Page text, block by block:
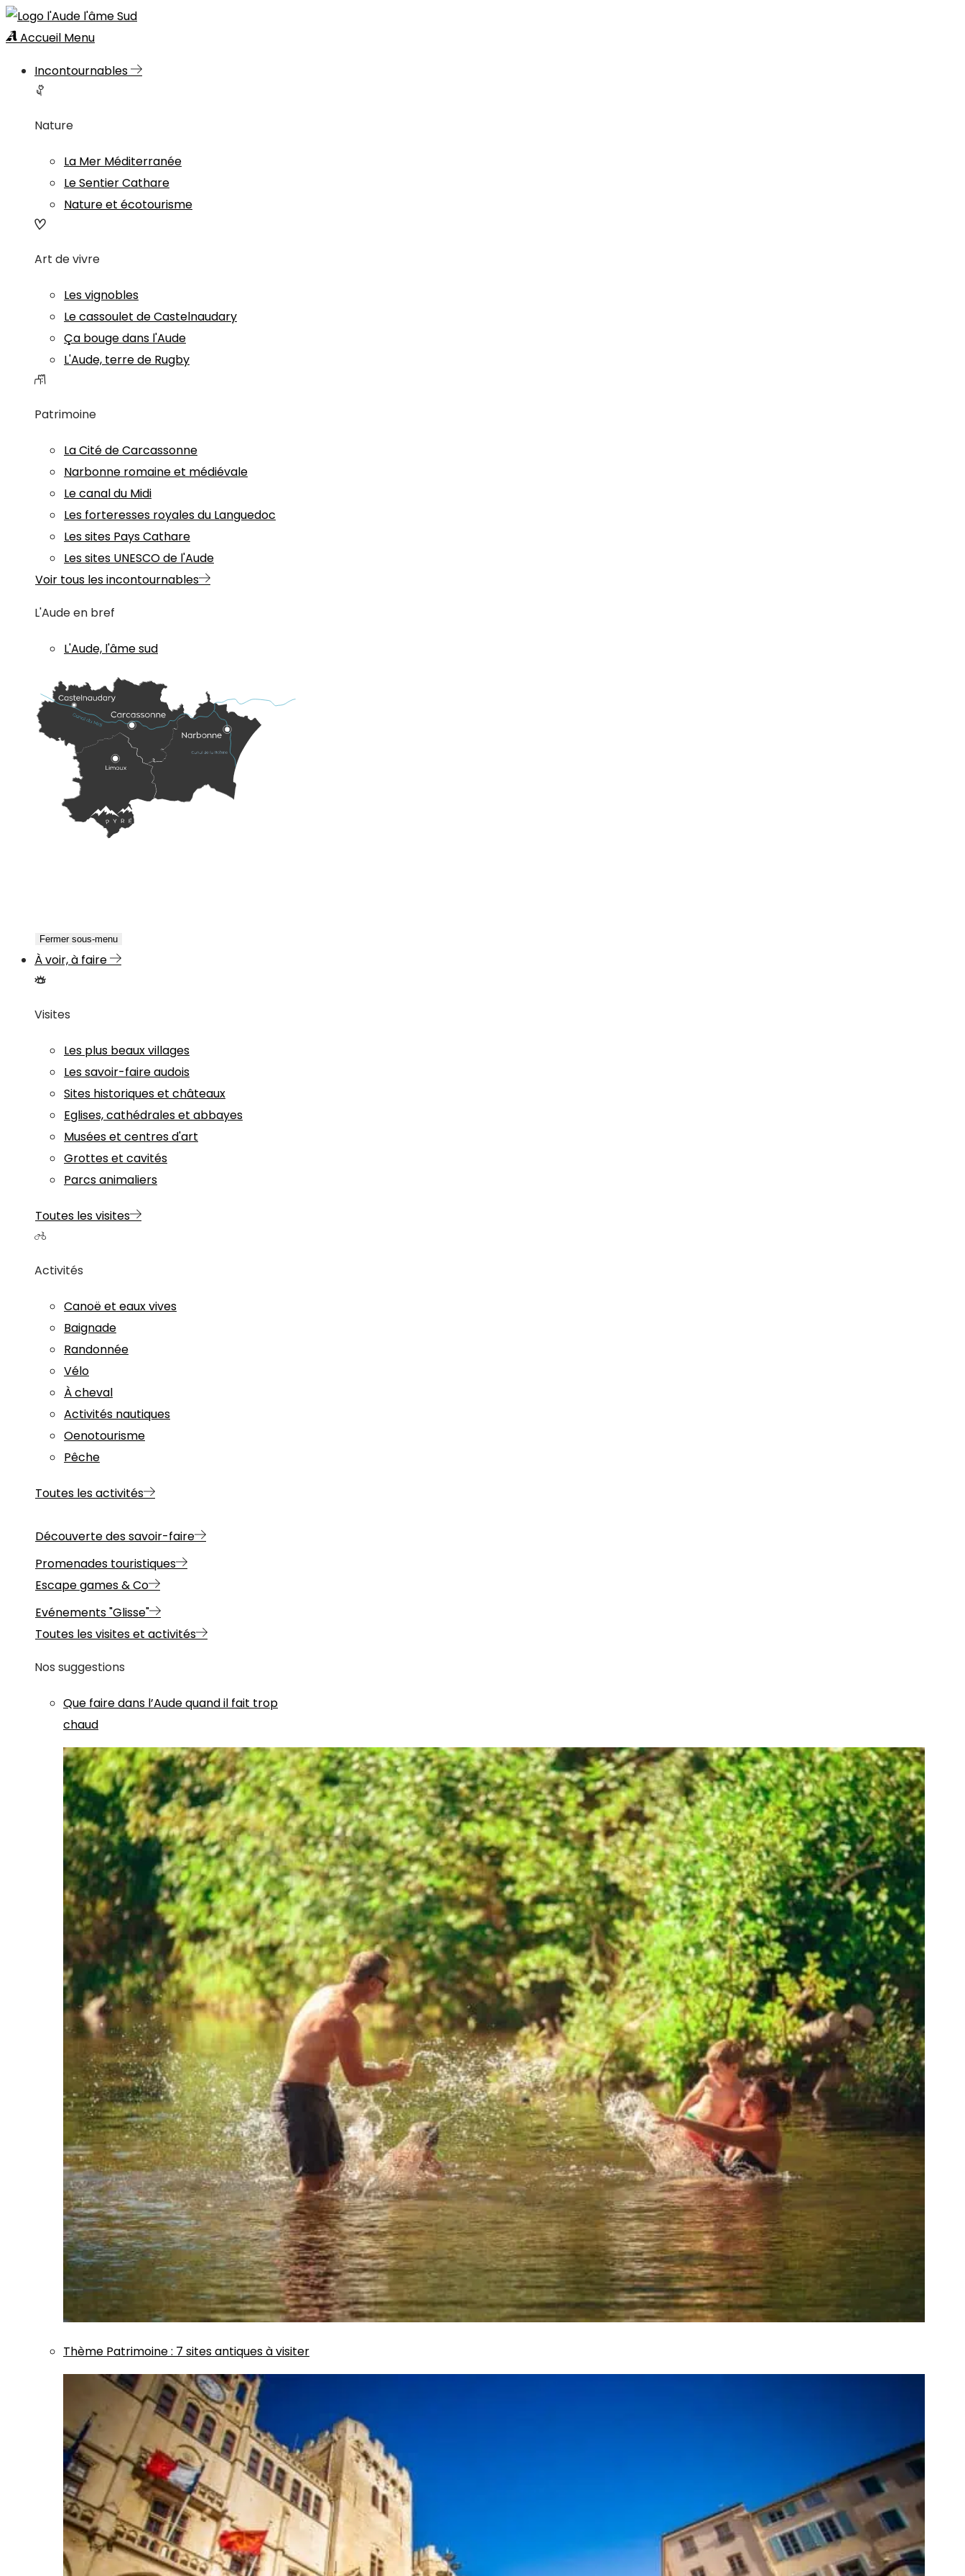
Accueil Menu
Incontournables
Nature
La Mer Méditerranée
Le Sentier Cathare
Nature et écotourisme
Art de vivre
Les vignobles
Le cassoulet de Castelnaudary
Ça bouge dans l'Aude
L'Aude, terre de Rugby
Patrimoine
La Cité de Carcassonne
Narbonne romaine et médiévale
Le canal du Midi
Les forteresses royales du Languedoc
Les sites Pays Cathare
Les sites UNESCO de l'Aude
Voir tous les incontournables
L'Aude en bref
L'Aude, l'âme sud
Fermer sous-menu
À voir, à faire
Visites
Les plus beaux villages
Les savoir-faire audois
Sites historiques et châteaux
Eglises, cathédrales et abbayes
Musées et centres d'art
Grottes et cavités
Parcs animaliers
Toutes les visites
Activités
Canoë et eaux vives
Baignade
Randonnée
Vélo
À cheval
Activités nautiques
Oenotourisme
Pêche
Toutes les activités
Découverte des savoir-faire
Promenades touristiques
Escape games & Co
Evénements "Glisse"
Toutes les visites et activités
Nos suggestions
Que faire dans l’Aude quand il fait trop
chaud
Thème Patrimoine: 7 sites antiques à visiter